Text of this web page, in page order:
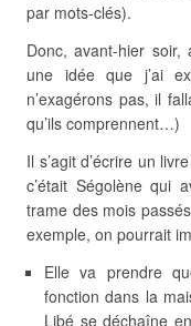
par mots-clés).
Donc, avant-hier soir,
une idée que j’ai
n’exagérons pas, il
qu’ils comprennent…)
Il s’agit d’écrire un
c’était Ségolène qui
trame des mois
exemple, on pourrait
Elle va prendre
fonction dans la
Libé se déchaîne